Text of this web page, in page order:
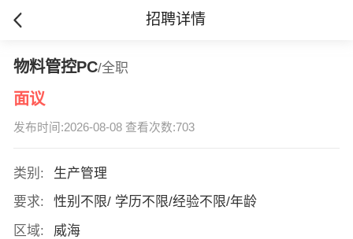
招聘详情
物料管控PC/全职
面议
发布时间:2026-08-08 查看次数:703
类别:
生产管理
要求:
性别不限/ 学历不限/经验不限/年龄
区域:
威海